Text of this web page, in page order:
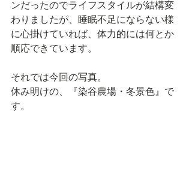
ンだったのでライフスタイルが結構変
わりましたが、睡眠不足にならない様
に心掛けていれば、体力的には何とか
順応できています。
それでは今回の写真。
休み明けの、『染谷農場・冬景色』で
す。